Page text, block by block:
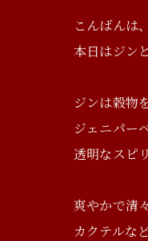
こんばんは
本日はジン
ジンは穀物
ジェニパー
透明なスピ
爽やかで清
カクテルな